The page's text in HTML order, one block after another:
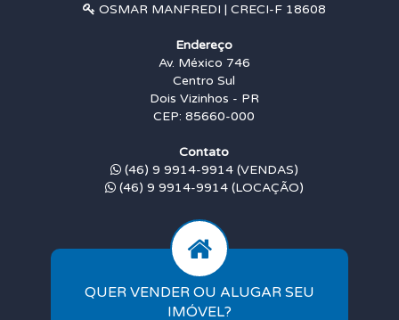
OSMAR MANFREDI | CRECI-F 18608
Endereço
Av. México 746
Centro Sul
Dois Vizinhos - PR
CEP: 85660-000
Contato
(46) 9 9914-9914 (VENDAS)
(46) 9 9914-9914 (LOCAÇÃO)
QUER VENDER OU ALUGAR SEU
IMÓVEL?